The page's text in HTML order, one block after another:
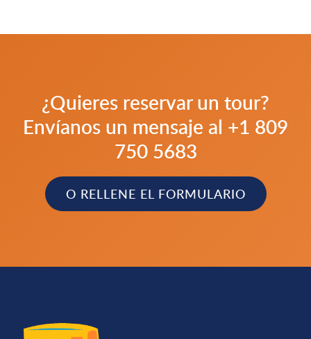
¿Quieres reservar un tour?
Envíanos un mensaje al +1 809
750 5683
O RELLENE EL FORMULARIO